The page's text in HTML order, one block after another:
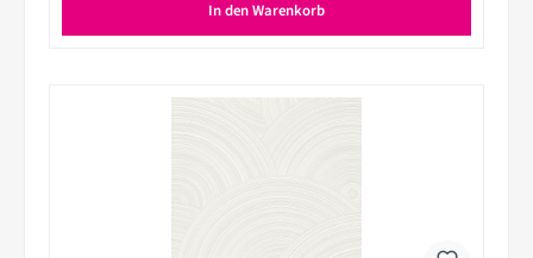
In den Warenkorb